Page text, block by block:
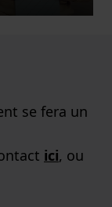
se fera un
ici, ou